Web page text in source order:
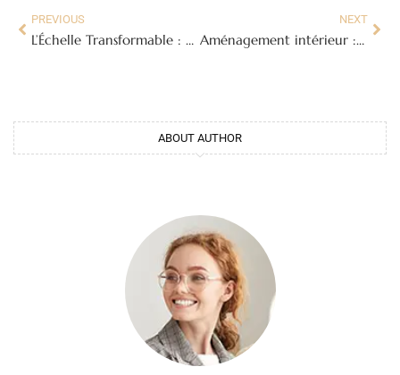
PREVIOUS
L’Échelle Transformable : Votre Alliée Polyvalente pour Tous Vos Travaux
NEXT
Aménagement intérieur : par où commencer quand on refait son espace ?
ABOUT AUTHOR